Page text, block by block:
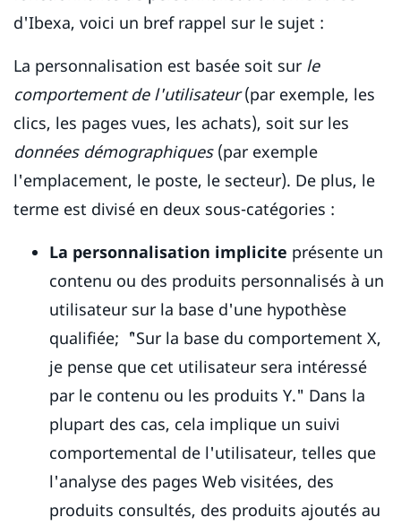
d'Ibexa, voici un bref rappel sur le sujet :
La personnalisation est basée soit sur le
comportement de l'utilisateur(par exemple, les
clics, les pages vues, les achats), soit sur les
données démographiques(par exemple
l'emplacement, le poste, le secteur). De plus, le
terme est divisé en deux sous-catégories :
La personnalisation implicite présente un
contenu ou des produits personnalisés à un
utilisateur sur la base d'une hypothèse
qualifiée; `"Sur la base du comportement X,
je pense que cet utilisateur sera intéressé
par le contenu ou les produits Y." Dans la
plupart des cas, cela implique un suivi
comportemental de l'utilisateur, telles que
l'analyse des pages Web visitées, des
produits consultés, des produits ajoutés au